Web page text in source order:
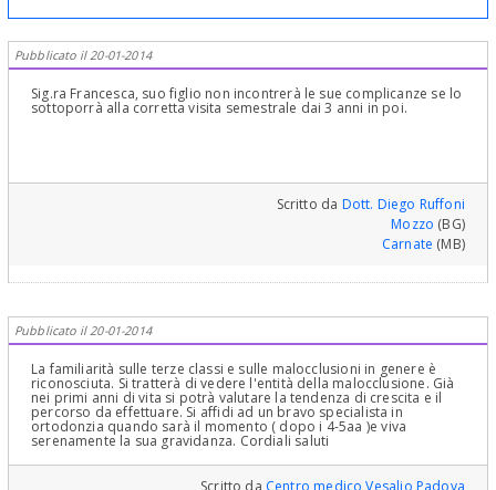
Pubblicato il 20-01-2014
Sig.ra Francesca, suo figlio non incontrerà le sue complicanze se lo
sottoporrà alla corretta visita semestrale dai 3 anni in poi.
Scritto da Dott. Diego Ruffoni
Mozzo (BG)
Carnate (MB)
Pubblicato il 20-01-2014
La familiarità sulle terze classi e sulle malocclusioni in genere è
riconosciuta. Si tratterà di vedere l'entità della malocclusione. Già
nei primi anni di vita si potrà valutare la tendenza di crescita e il
percorso da effettuare. Si affidi ad un bravo specialista in
ortodonzia quando sarà il momento ( dopo i 4-5aa )e viva
serenamente la sua gravidanza. Cordiali saluti
Scritto da Centro medico Vesalio Padova